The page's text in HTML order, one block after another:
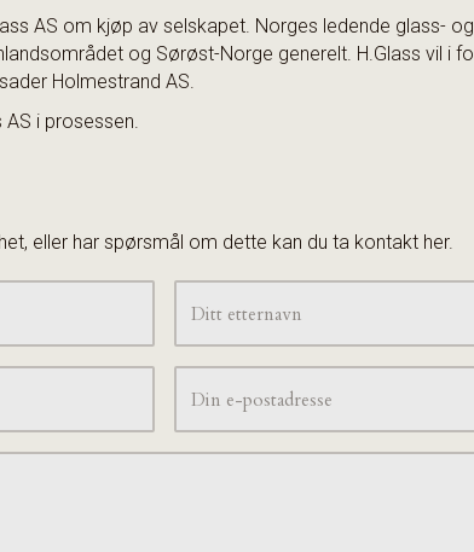
AS om kjøp av selskapet. Norges ledende glass-
og Sørøst-Norge generelt. H.Glass vil i
Holmestrand AS.
i prosessen.
eller har spørsmål om dette kan du ta kontakt her.